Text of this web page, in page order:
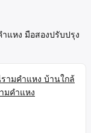
แหง มือสองปรับปรุง